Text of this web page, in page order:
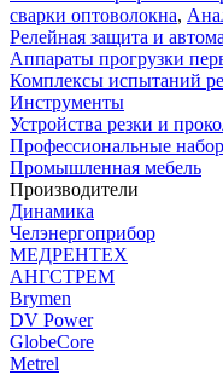
сварки оптоволокна,
Релейная защита и
Аппараты прогрузки
Комплексы испытаний
Инструменты
Устройства резки и
Профессиональные
Промышленная мебель
Производители
Динамика
Челэнергоприбор
МЕДРЕНТЕХ
АНГСТРЕМ
Brymen
DV Power
GlobeCore
Metrel